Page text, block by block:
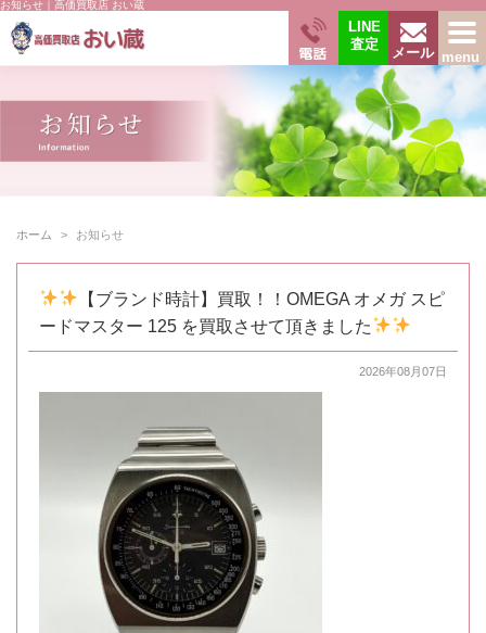
お知らせ｜高価買取店 おい蔵
電話
LINE
査定
メール menu
ホーム お知らせ
【ブランド時計】買取！！OMEGA オメガ スピ
ードマスター 125 を買取させて頂きました
2026年08月07日